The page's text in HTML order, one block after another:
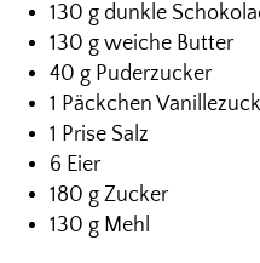
130 g dunkle
130 g weiche Butter
40 g Puderzucker
1 Päckchen
1 Prise Salz
6 Eier
180 g Zucker
130 g Mehl